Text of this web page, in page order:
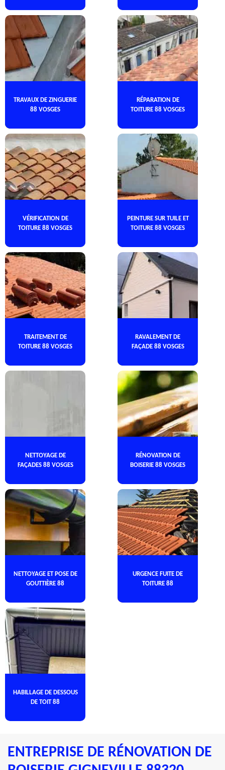
TRAVAUX DE ZINGUERIE
88 VOSGES
RÉPARATION DE
TOITURE 88 VOSGES
VÉRIFICATION DE
TOITURE 88 VOSGES
PEINTURE SUR TUILE ET
TOITURE 88 VOSGES
TRAITEMENT DE
TOITURE 88 VOSGES
RAVALEMENT DE
FAÇADE 88 VOSGES
NETTOYAGE DE
FAÇADES 88 VOSGES
RÉNOVATION DE
BOISERIE 88 VOSGES
NETTOYAGE ET POSE DE
GOUTTIÈRE 88
URGENCE FUITE DE
TOITURE 88
HABILLAGE DE DESSOUS
DE TOIT 88
ENTREPRISE DE RÉNOVATION DE